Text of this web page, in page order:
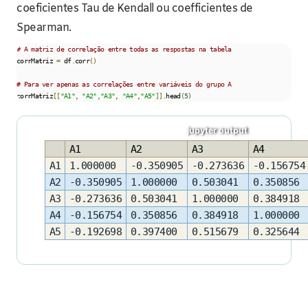
coeficientes Tau de Kendall ou coefficientes de
Spearman.
# A matriz de correlação entre todas as respostas na tabela
corrMatriz = df. corr()
# Para ver apenas as correlações entre variáveis do grupo A
corrMatriz[["A1", "A2" "A3" "A4", "A5"]]. head(5)
A1 A2 A3
A4
A1
1.000000 -0.350905 -0.273636
-0.156754
A2
-0.350905 1.000000 0.503041
0.350856
A3
-0.273636 0.503041 1.000000
0.384918
A4
-0.156754 0.350856 0.384918
1.000000
A5
-0.192698 0.397400 0.515679 0.325644